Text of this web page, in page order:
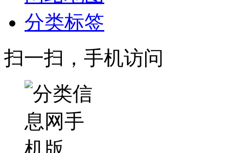
分类标签
扫一扫，手机访问